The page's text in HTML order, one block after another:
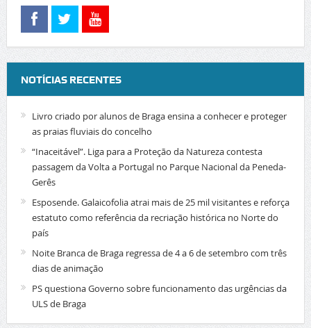
NOTÍCIAS RECENTES
Livro criado por alunos de Braga ensina a conhecer e proteger
as praias fluviais do concelho
“Inaceitável”. Liga para a Proteção da Natureza contesta
passagem da Volta a Portugal no Parque Nacional da Peneda-
Gerês
Esposende. Galaicofolia atrai mais de 25 mil visitantes e reforça
estatuto como referência da recriação histórica no Norte do
país
Noite Branca de Braga regressa de 4 a 6 de setembro com três
dias de animação
PS questiona Governo sobre funcionamento das urgências da
ULS de Braga